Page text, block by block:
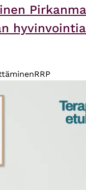
RRP